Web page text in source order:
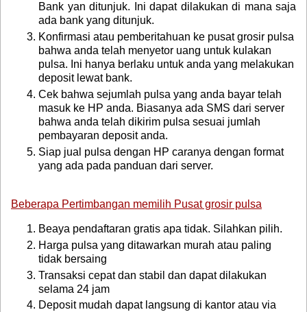
Bank yan ditunjuk. Ini dapat dilakukan di mana saja
ada bank yang ditunjuk.
Konfirmasi atau pemberitahuan ke pusat grosir pulsa
bahwa anda telah menyetor uang untuk kulakan
pulsa. Ini hanya berlaku untuk anda yang melakukan
deposit lewat bank.
Cek bahwa sejumlah pulsa yang anda bayar telah
masuk ke HP anda. Biasanya ada SMS dari server
bahwa anda telah dikirim pulsa sesuai jumlah
pembayaran deposit anda.
Siap jual pulsa dengan HP caranya dengan format
yang ada pada panduan dari server.
Beberapa Pertimbangan memilih Pusat grosir pulsa
Beaya pendaftaran gratis apa tidak. Silahkan pilih.
Harga pulsa yang ditawarkan murah atau paling
tidak bersaing
Transaksi cepat dan stabil dan dapat dilakukan
selama 24 jam
Deposit mudah dapat langsung di kantor atau via